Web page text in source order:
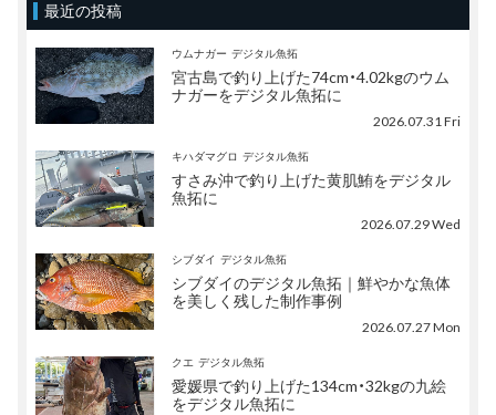
最近の投稿
ウムナガー デジタル魚拓
宮古島で釣り上げた74cm・4.02kgのウム
ナガーをデジタル魚拓に
2026.07.31 Fri
キハダマグロ デジタル魚拓
すさみ沖で釣り上げた黄肌鮪をデジタル
魚拓に
2026.07.29 Wed
シブダイ デジタル魚拓
シブダイのデジタル魚拓｜鮮やかな魚体
を美しく残した制作事例
2026.07.27 Mon
クエ デジタル魚拓
愛媛県で釣り上げた134cm・32kgの九絵
をデジタル魚拓に